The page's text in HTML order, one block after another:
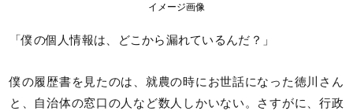
イメージ画像
「僕の個人情報は、どこから漏れているんだ？」
僕の履歴書を見たのは、就農の時にお世話になった徳川さん
と、自治体の窓口の人など数人しかいない。さすがに、行政